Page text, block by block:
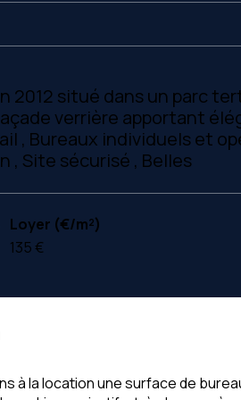
2012 situé dans un parc
verrière apportant
, Bureaux individuels et
, Site sécurisé , Belles
Loyer (€/m²)
135 €
à la location une surface de